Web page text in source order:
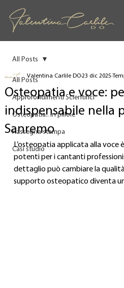
All Posts
Approfondimenti Scientifici
Osteopatia.. in pillole
Rassegna stampa
Casi studio
All Posts
Osteopatia e voce:
indispensabile nella
Sanremo
Valentina Carlile DO23 dic 2025
L’osteopatia applicata alla voce
potenti per i cantanti
dettaglio può cambiare la
supporto osteopatico diventa